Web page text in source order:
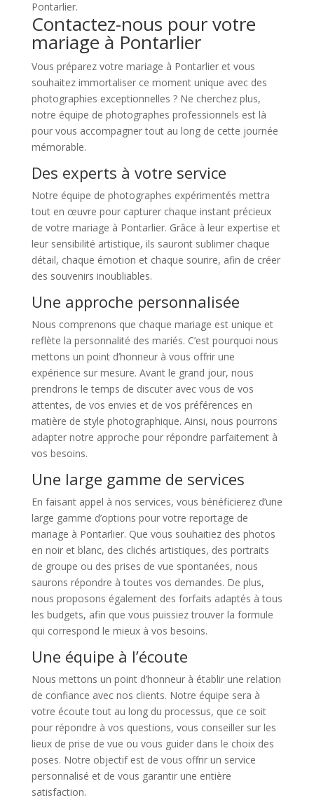
Pontarlier.
Contactez-nous pour votre
mariage à Pontarlier
Vous préparez votre mariage à Pontarlier et vous
souhaitez immortaliser ce moment unique avec des
photographies exceptionnelles ? Ne cherchez plus,
notre équipe de photographes professionnels est là
pour vous accompagner tout au long de cette journée
mémorable.
Des experts à votre service
Notre équipe de photographes expérimentés mettra
tout en œuvre pour capturer chaque instant précieux
de votre mariage à Pontarlier. Grâce à leur expertise et
leur sensibilité artistique, ils sauront sublimer chaque
détail, chaque émotion et chaque sourire, afin de créer
des souvenirs inoubliables.
Une approche personnalisée
Nous comprenons que chaque mariage est unique et
reflète la personnalité des mariés. C’est pourquoi nous
mettons un point d’honneur à vous offrir une
expérience sur mesure. Avant le grand jour, nous
prendrons le temps de discuter avec vous de vos
attentes, de vos envies et de vos préférences en
matière de style photographique. Ainsi, nous pourrons
adapter notre approche pour répondre parfaitement à
vos besoins.
Une large gamme de services
En faisant appel à nos services, vous bénéficierez d’une
large gamme d’options pour votre reportage de
mariage à Pontarlier. Que vous souhaitiez des photos
en noir et blanc, des clichés artistiques, des portraits
de groupe ou des prises de vue spontanées, nous
saurons répondre à toutes vos demandes. De plus,
nous proposons également des forfaits adaptés à tous
les budgets, afin que vous puissiez trouver la formule
qui correspond le mieux à vos besoins.
Une équipe à l’écoute
Nous mettons un point d’honneur à établir une relation
de confiance avec nos clients. Notre équipe sera à
votre écoute tout au long du processus, que ce soit
pour répondre à vos questions, vous conseiller sur les
lieux de prise de vue ou vous guider dans le choix des
poses. Notre objectif est de vous offrir un service
personnalisé et de vous garantir une entière
satisfaction.